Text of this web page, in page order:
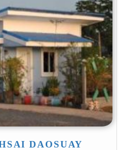
DAOSUAY